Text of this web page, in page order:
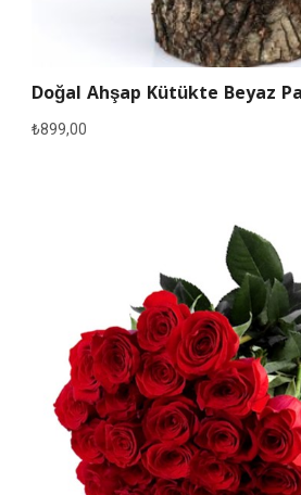
Doğal Ahşap Kütükte Beyaz
₺899,00